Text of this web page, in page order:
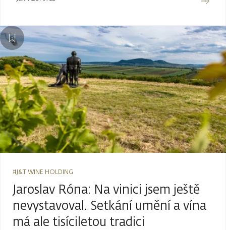
#J&T WINE HOLDING
Jaroslav Róna: Na vinici jsem ještě
nevystavoval. Setkání umění a vína
má ale tisíciletou tradici